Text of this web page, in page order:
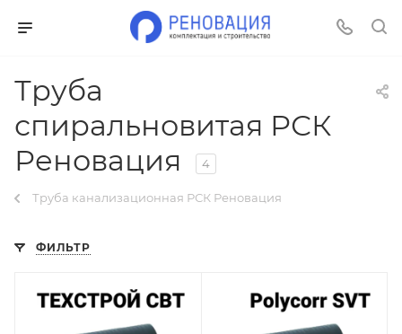
Труба
спиральновитая РСК
Реновация
4
Труба канализационная РСК Реновация
ФИЛЬТР